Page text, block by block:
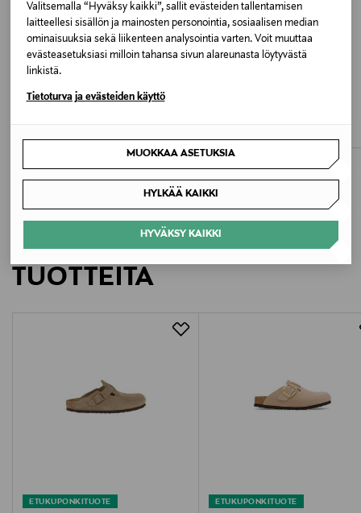
Valitsemalla “Hyväksy kaikki”, sallit evästeiden tallentamisen
laitteellesi sisällön ja mainosten personointia, sosiaalisen median
ominaisuuksia sekä liikenteen analysointia varten. Voit muuttaa
evästeasetuksiasi milloin tahansa sivun alareunasta löytyvästä
linkistä.
Tietoturva ja evästeiden käyttö
MUOKKAA ASETUKSIA
HYLKÄÄ KAIKKI
HYVÄKSY KAIKKI
Valmistajan tuotenumero
1025844
birkenstock, sandaalit, kengät, mokkanahka,
ETUKUPONKITUOTE
Boston-sandaalit
LISÄÄ KIINNOSTAVIA
TUOTTEITA
ETUKUPONKITUOTE ETUKUPONKITUOTE